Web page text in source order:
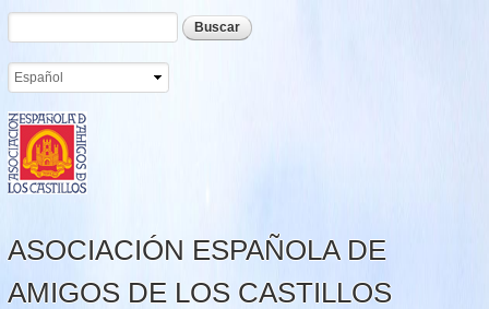
Pasar al
contenido
Formulario de búsqueda
Buscar
ASOCIACIÓN ESPAÑOLA DE
AMIGOS DE LOS CASTILLOS